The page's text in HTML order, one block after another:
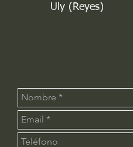
Uly (Reyes)